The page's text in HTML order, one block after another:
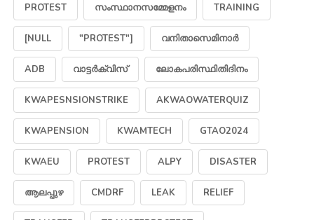
PROTEST സംസ്ഥാനസമ്മേളനം TRAINING
[NULL "PROTEST"] വനിതാസെമിനാർ
ADB വാട്ടർക്വിസ് ലോകപരിസ്ഥിതിദിനം
KWAPESNSIONSTRIKE AKWAOWATERQUIZ
KWAPENSION KWAMTECH GTAO2024
KWAEU PROTEST ALPY DISASTER
ആലപ്പുഴ CMDRF LEAK RELIEF